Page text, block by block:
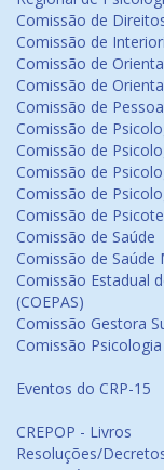
Comissão de
Comissão de
Comissão de
Comissão de
Comissão de
Comissão de
Comissão de
Comissão de
Comissão de
Comissão de
Comissão de Saúde
Comissão de Saúde
Comissão Estadual
(COEPAS)
Comissão Gestora
Comissão
Eventos do CRP-15
CREPOP - Livros
Resoluções/